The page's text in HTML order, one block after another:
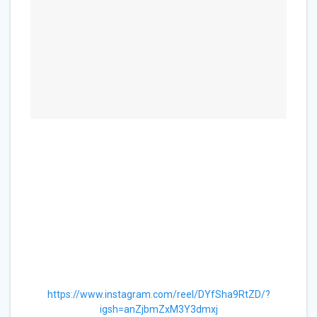
https://www.instagram.com/reel/DYfSha9RtZD/?
igsh=anZjbmZxM3Y3dmxj